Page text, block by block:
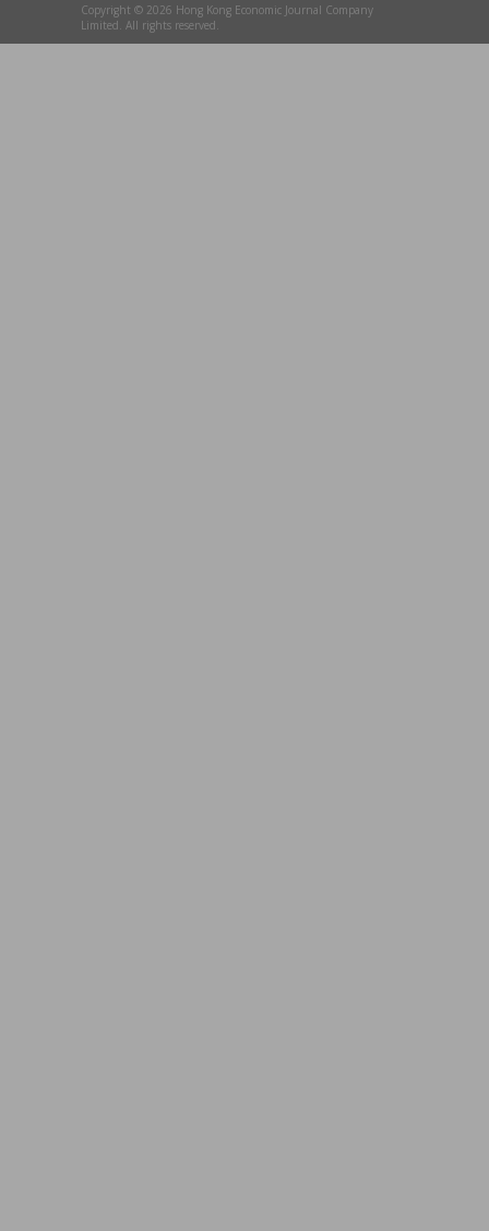
Copyright © 2026 Hong Kong Economic Journal Company
Limited. All rights reserved.